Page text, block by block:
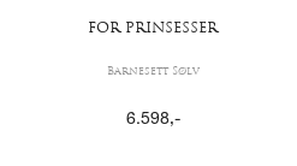
FOR PRINSESSER
Barnesett Sølv
6.598,-